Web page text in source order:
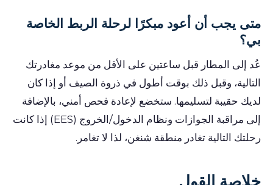
متى يجب أن أعود مبكرًا لرحلة الربط الخاصة
بي؟
عُد إلى المطار قبل ساعتين على الأقل من موعد مغادرتك
التالية، وقبل ذلك بوقت أطول في ذروة الصيف أو إذا كان
لديك حقيبة لتسليمها. ستخضع لإعادة فحص أمني، بالإضافة
إلى مراقبة الجوازات ونظام الدخول/الخروج (EES) إذا كانت
رحلتك التالية تغادر منطقة شنغن، لذا لا تغامر.
خلاصة القول